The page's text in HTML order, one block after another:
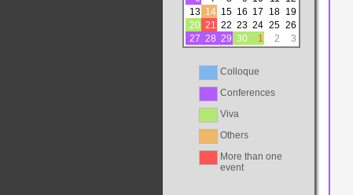
13 14 15 16 17 18 19
20 21 22 23 24 25 26
27 28 29 30 1 2 3
Colloque
Conferences
Viva
Others
More than one
event